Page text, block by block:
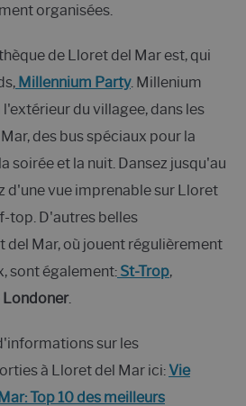
organisées.
de Lloret del Mar est, qui
Millennium Party. Millenium
du villagee, dans les
des bus spéciaux pour la
soirée et la nuit. Dansez jusqu'au
d'une vue imprenable sur Lloret
top. D'autres belles
del Mar, où jouent régulièrement
sont également: St-Trop,
Londoner.
sur les
à Lloret del Mar ici: Vie
Top 10 des meilleurs